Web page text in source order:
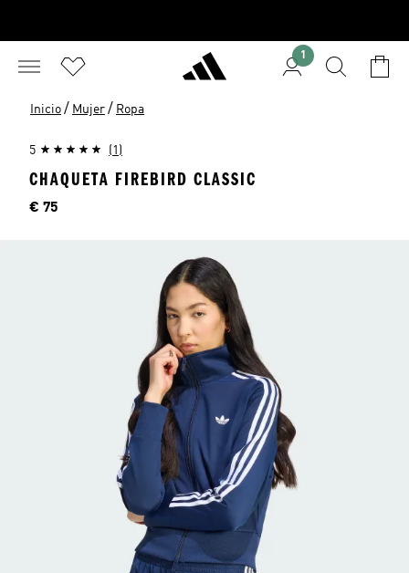
1
Inicio / Mujer / Ropa
5 (1)
CHAQUETA FIREBIRD CLASSIC
Precio
€ 75